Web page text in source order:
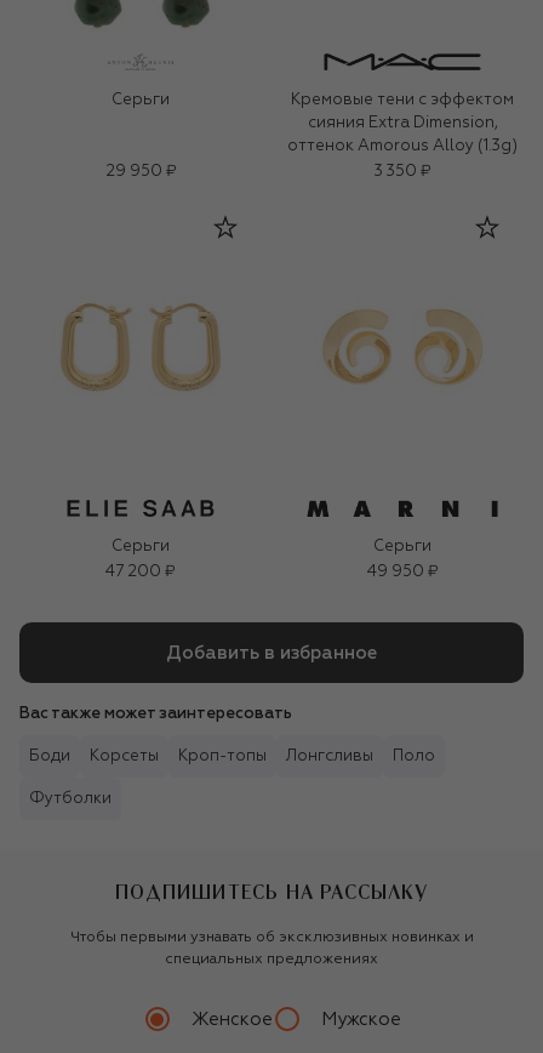
Серьги
29 950 ₽
Кремовые тени с эффектом
сияния Extra Dimension,
оттенок Amorous Alloy (1.3g)
3 350 ₽
Серьги
47 200 ₽
Серьги
49 950 ₽
Добавить в избранное
Вас также может заинтересовать
Боди Корсеты Кроп-топы Лонгсливы Поло
Футболки
ПОДПИШИТЕСЬ НА РАССЫЛКУ
Чтобы первыми узнавать об эксклюзивных новинках и
специальных предложениях
Женское Мужское